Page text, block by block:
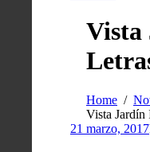
Home
Vista Jardín
21 marzo, 2017